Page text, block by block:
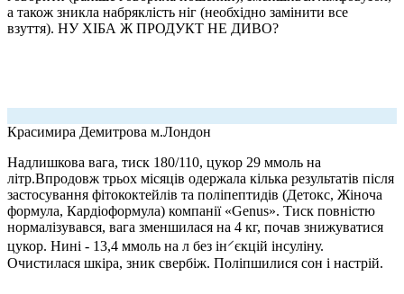
а також зникла набряклість ніг (необхідно замінити все
взуття). НУ ХІБА Ж ПРОДУКТ НЕ ДИВО?
Красимира Демитрова м.Лондон
Надлишкова вага, тиск 180/110, цукор 29 ммоль на
літр.Впродовж трьох місяців одержала кілька результатів після
застосування фітококтейлів та поліпептидів (Детокс, Жіноча
формула, Кардіоформула) компанії «Genus». Тиск повністю
нормалізувався, вага зменшилася на 4 кг, почав знижуватися
цукор. Нині - 13,4 ммоль на л без ін⸍єкцій інсуліну.
Очистилася шкіра, зник свербіж. Поліпшилися сон і настрій.